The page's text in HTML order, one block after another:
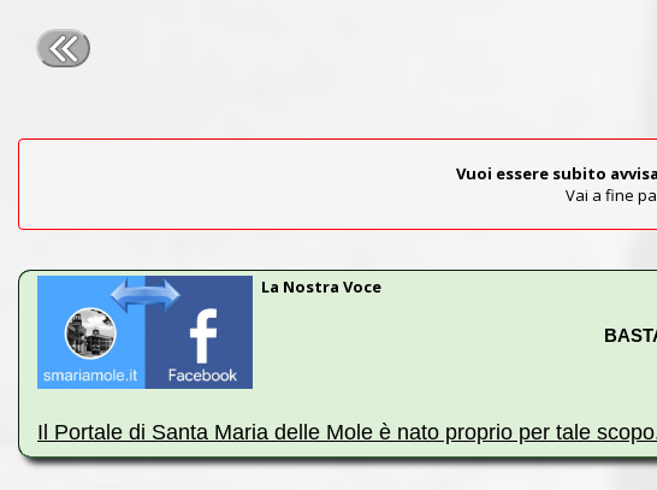
Vuoi essere subito
Vai a fine
La Nostra Voce
Il Portale di Santa Maria delle Mole è nato proprio per tale